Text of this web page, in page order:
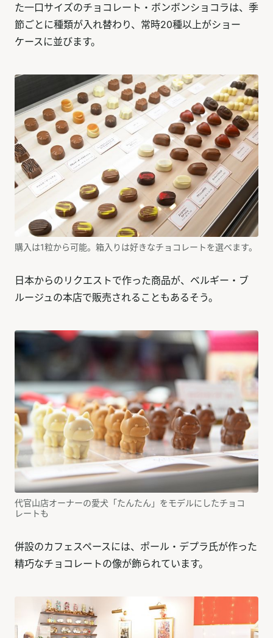
た一口サイズのチョコレート・ボンボンショコラは、季
節ごとに種類が入れ替わり、常時20種以上がショー
ケースに並びます。
購入は1粒から可能。箱入りは好きなチョコレートを選べます。
日本からのリクエストで作った商品が、ベルギー・ブ
ルージュの本店で販売されることもあるそう。
代官山店オーナーの愛犬「たんたん」をモデルにしたチョコ
レートも
併設のカフェスペースには、ポール・デプラ氏が作った
精巧なチョコレートの像が飾られています。